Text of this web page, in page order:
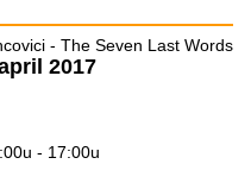
- The Seven Last Words
2017
- 17:00u